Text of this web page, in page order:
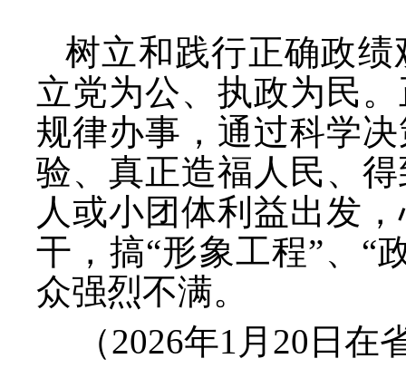
树立和践行正确政
立党为公、执政为民
规律办事，通过科学
验、真正造福人民、
人或小团体利益出发
干，搞“形象工程”、“
众强烈不满。
（2026年1月20日在